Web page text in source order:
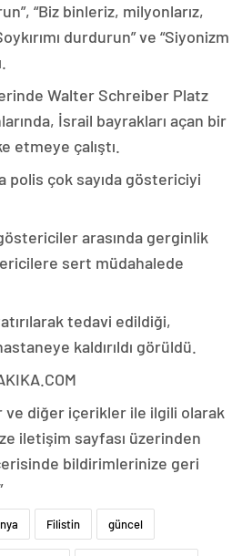
“Biz binleriz, milyonlarız,
durdurun” ve “Siyonizm
Walter Schreiber Platz
İsrail bayrakları açan bir
etmeye çalıştı.
çok sayıda göstericiyi
arasında gerginlik
sert müdahalede
tedavi edildiği,
kaldırıldı görüldü.
ve diğer içerikler ile ilgili olarak
iletişim sayfası üzerinden
bildirimlerinize geri
Filistin güncel